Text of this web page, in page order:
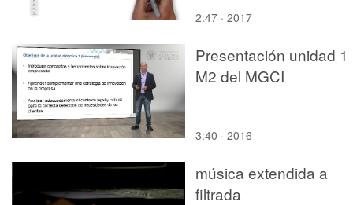
2:47 · 2017
Presentación unidad 1
M2 del MGCI
3:40 · 2016
música extendida a
filtrada